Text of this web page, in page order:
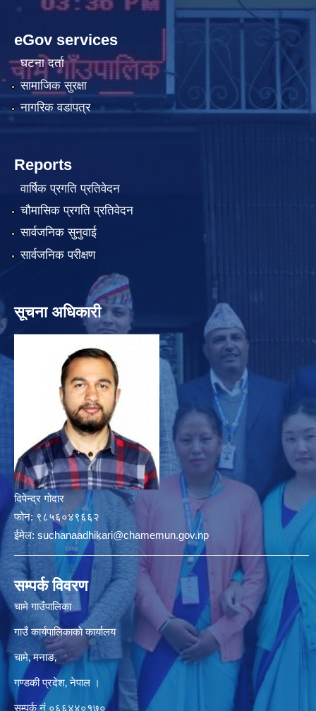
eGov services
घटना दर्ता
सामाजिक सुरक्षा
नागरिक वडापत्र
Reports
वार्षिक प्रगति प्रतिवेदन
चौमासिक प्रगति प्रतिवेदन
सार्वजनिक सुनुवाई
सार्वजनिक परीक्षण
सूचना अधिकारी
दिपेन्द्र गोदार
फोन: ९८५६०४९६६२
ईमेल: suchanaadhikari@chamemun.gov.np
सम्पर्क विवरण
चामे गाउँपालिका
गाउँ कार्यपालिकाकाे कार्यालय
चामे‚ मनाङ‚
गण्डकी प्रदेश‚ नेपाल ।
सम्पर्क न‌ं‍ ०६६४४०१७०